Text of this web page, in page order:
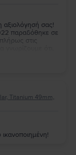
αξιολόγησή σας!
παραδόθηκε σε
στις
χρόνια!
Titanium 49mm,